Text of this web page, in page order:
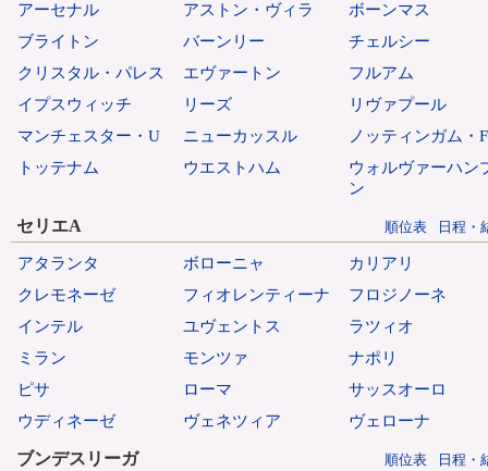
アーセナル アストン・ヴィラ
ボーンマス
ブライトン
バーンリー
チェルシー
クリスタル・パレス
エヴァートン
フルアム
イプスウィッチ
リーズ
リヴァプール
マンチェスター・U
ニューカッスル
ノッティンガム・F
トッテナム
ウエストハム
ウォルヴァーハン
ン
セリエA 順位表 日程・
アタランタ ボローニャ
カリアリ
クレモネーゼ
フィオレンティーナ
フロジノーネ
インテル
ユヴェントス
ラツィオ
ミラン
モンツァ
ナポリ
ピサ
ローマ
サッスオーロ
ウディネーゼ
ヴェネツィア ヴェローナ
ブンデスリーガ 順位表 日程・